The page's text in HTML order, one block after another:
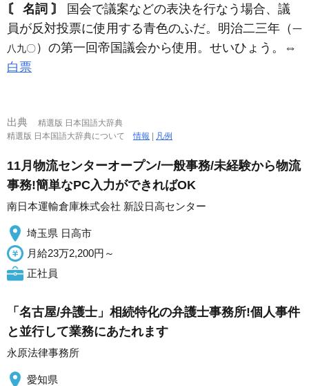
〘 名詞 〙
国会で議案などの表決を行なう場合、議
員が反対投票に使用する青色のふだ。明治二三年（一
八九〇）の第一回帝国議会から使用。せいひょう。⇔
白票
出典
精選版 日本国語大辞典
精選版 日本国語大辞典について情報 | 凡例
11月物流センターオープン/一般事務/未経験から物流
事務!簡単なPC入力ができればOK
南日本運輸倉庫株式会社 新設日高センター
埼玉県 日高市
月給23万2,200円～
正社員
「名古屋/弁護士」相続特化の弁護士事務所!個人事件
と並行して業務にあたれます
永原法律事務所
愛知県